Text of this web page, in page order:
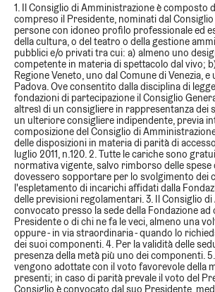
1. Il Consiglio di Amministrazione è composto
compreso il Presidente, nominati dal
persone con idoneo profilo professionale ed
della cultura, o del teatro o della gestione
pubblici e/o privati tra cui: a) almeno uno
competente in materia di spettacolo dal vivo;
Regione Veneto, uno dal Comune di Venezia,
Padova. Ove consentito dalla disciplina di
fondazioni di partecipazione il Consiglio
altresì di un consigliere in rappresentanza dei
un ulteriore consigliere indipendente, previa
composizione del Consiglio di
delle disposizioni in materia di parità di
luglio 2011, n.120. 2. Tutte le cariche sono
normativa vigente, salvo rimborso delle spese
dovessero sopportare per lo svolgimento dei
l'espletamento di incarichi affidati dalla
delle previsioni regolamentari. 3. Il Consiglio
convocato presso la sede della Fondazione ad
Presidente o di chi ne fa le veci, almeno una
oppure - in via straordinaria - quando lo
dei suoi componenti. 4. Per la validità delle
presenza della metà più uno dei componenti.
vengono adottate con il voto favorevole della
presenti; in caso di parità prevale il voto del
Consiglio è convocato dal suo Presidente,